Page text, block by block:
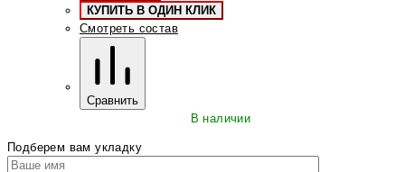
КУПИТЬ В ОДИН КЛИК
Смотреть состав
Сравнить
В наличии
Подберем вам укладку